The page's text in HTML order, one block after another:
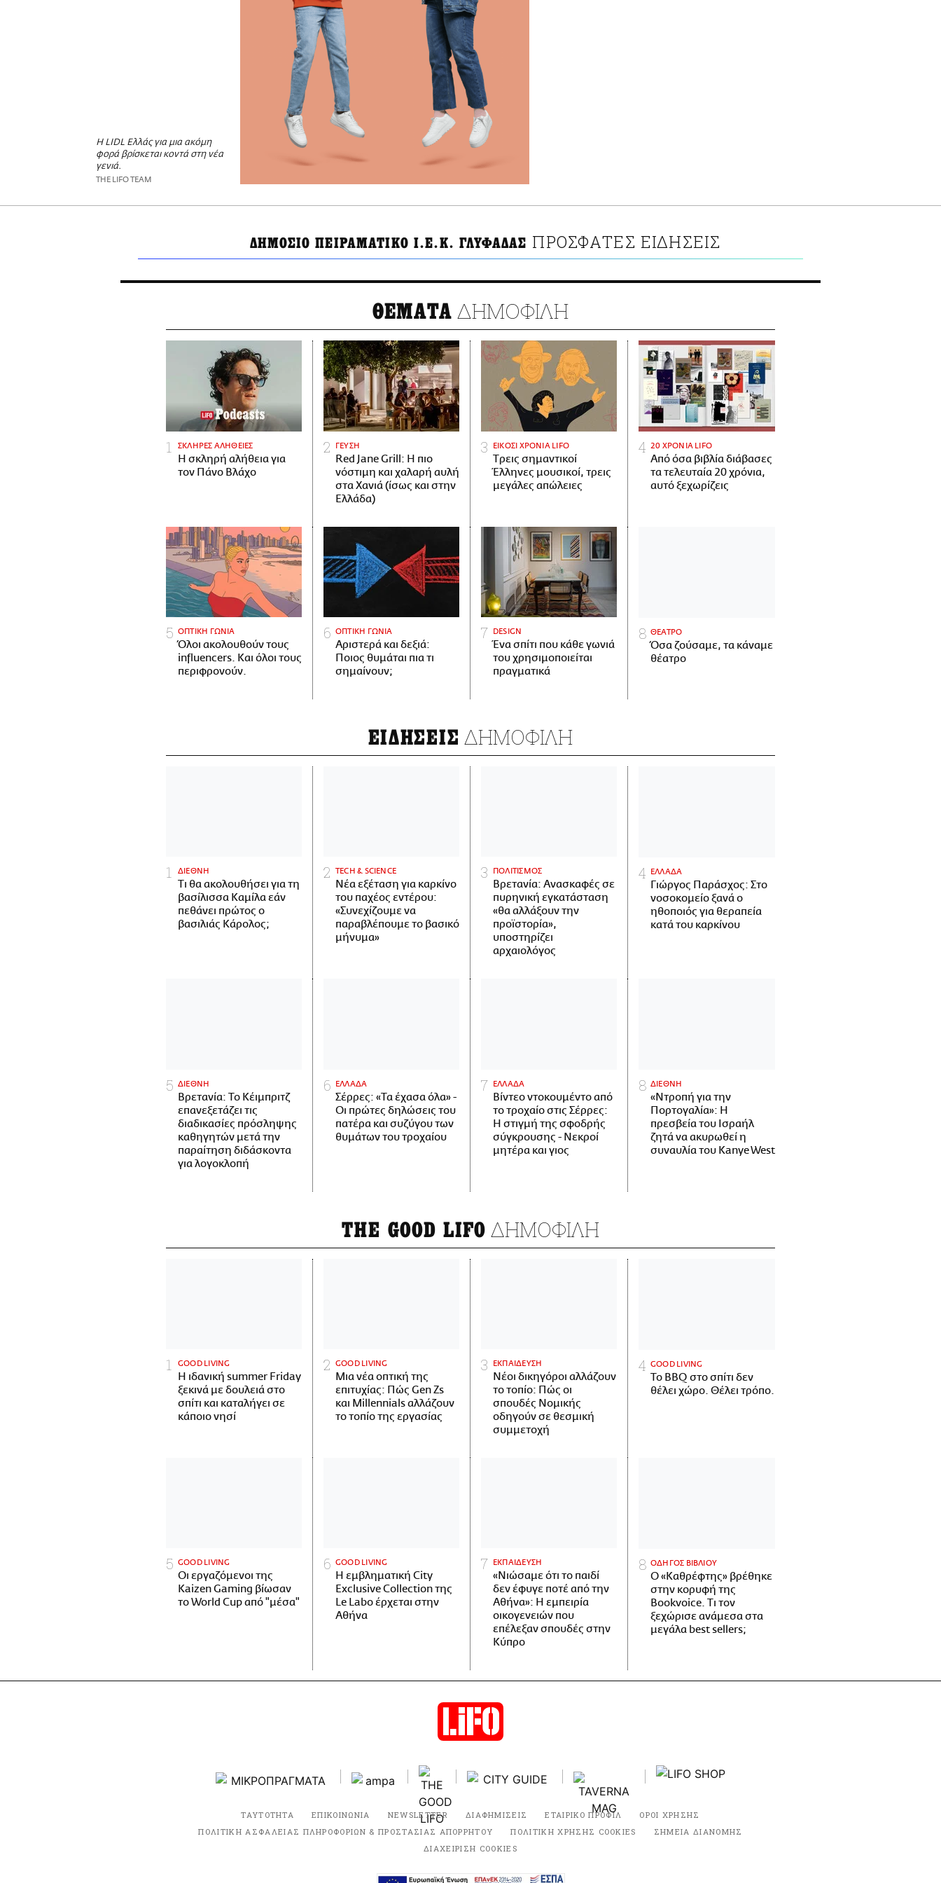
Η LIDL Ελλάς για μια ακόμη
φορά βρίσκεται κοντά στη νέα
γενιά.
THE LIFO TEAM
ΔΗΜΟΣΙΟ ΠΕΙΡΑΜΑΤΙΚΟ Ι.Ε.Κ. ΓΛΥΦΑΔΑΣ ΠΡΟΣΦΑΤΕΣ ΕΙΔΗΣΕΙΣ
ΘΕΜΑΤΑ ΔΗΜΟΦΙΛΗ
ΣΚΛΗΡΕΣ ΑΛΗΘΕΙΕΣ
H σκληρή αλήθεια για
τον Πάνο Βλάχο
ΓΕΥΣΗ
Red Jane Grill: Η πιο
νόστιμη και χαλαρή αυλή
στα Χανιά (ίσως και στην
Ελλάδα)
ΕΙΚΟΣΙ ΧΡΟΝΙΑ LIFO
Tρεις σημαντικοί
Έλληνες μουσικοί, τρεις
μεγάλες απώλειες
20 ΧΡΟΝΙΑ LIFO
Από όσα βιβλία διάβασες
τα τελευταία 20 χρόνια,
αυτό ξεχωρίζεις
ΟΠΤΙΚΗ ΓΩΝΙΑ
Όλοι ακολουθούν τους
influencers. Και όλοι τους
περιφρονούν.
ΟΠΤΙΚΗ ΓΩΝΙΑ
Αριστερά και δεξιά:
Ποιος θυμάται πια τι
σημαίνουν;
DESIGN
Ένα σπίτι που κάθε γωνιά
του χρησιμοποιείται
πραγματικά
ΘΕΑΤΡΟ
Όσα ζούσαμε, τα κάναμε
θέατρο
ΕΙΔΗΣΕΙΣ ΔΗΜΟΦΙΛΗ
ΔΙΕΘΝΗ
Τι θα ακολουθήσει για τη
βασίλισσα Καμίλα εάν
πεθάνει πρώτος ο
βασιλιάς Κάρολος;
ΤECH & SCIENCE
Νέα εξέταση για καρκίνο
του παχέος εντέρου:
«Συνεχίζουμε να
παραβλέπουμε το βασικό
μήνυμα»
ΠΟΛΙΤΙΣΜΟΣ
Βρετανία: Ανασκαφές σε
πυρηνική εγκατάσταση
«θα αλλάξουν την
προϊστορία»,
υποστηρίζει
αρχαιολόγος
ΕΛΛΑΔΑ
Γιώργος Παράσχος: Στο
νοσοκομείο ξανά ο
ηθοποιός για θεραπεία
κατά του καρκίνου
ΔΙΕΘΝΗ
Βρετανία: Το Κέιμπριτζ
επανεξετάζει τις
διαδικασίες πρόσληψης
καθηγητών μετά την
παραίτηση διδάσκοντα
για λογοκλοπή
ΕΛΛΑΔΑ
Σέρρες: «Τα έχασα όλα» -
Οι πρώτες δηλώσεις του
πατέρα και συζύγου των
θυμάτων του τροχαίου
ΕΛΛΑΔΑ
Βίντεο ντοκουμέντο από
το τροχαίο στις Σέρρες:
Η στιγμή της σφοδρής
σύγκρουσης - Νεκροί
μητέρα και γιος
ΔΙΕΘΝΗ
«Ντροπή για την
Πορτογαλία»: Η
πρεσβεία του Ισραήλ
ζητά να ακυρωθεί η
συναυλία του Kanye West
THE GOOD LIFO ΔΗΜΟΦΙΛΗ
GOOD LIVING
Η ιδανική summer Friday
ξεκινά με δουλειά στο
σπίτι και καταλήγει σε
κάποιο νησί
GOOD LIVING
Μια νέα οπτική της
επιτυχίας: Πώς Gen Zs
και Millennials αλλάζουν
το τοπίο της εργασίας
ΕΚΠΑΙΔΕΥΣΗ
Νέοι δικηγόροι αλλάζουν
το τοπίο: Πώς οι
σπουδές Νομικής
οδηγούν σε θεσμική
συμμετοχή
GOOD LIVING
Το BBQ στο σπίτι δεν
θέλει χώρο. Θέλει τρόπο.
GOOD LIVING
Οι εργαζόμενοι της
Kaizen Gaming βίωσαν
το World Cup από "μέσα"
GOOD LIVING
Η εμβληματική City
Exclusive Collection της
Le Labo έρχεται στην
Αθήνα
ΕΚΠΑΙΔΕΥΣΗ
«Νιώσαμε ότι το παιδί
δεν έφυγε ποτέ από την
Αθήνα»: Η εμπειρία
οικογενειών που
επέλεξαν σπουδές στην
Κύπρο
ΟΔΗΓΟΣ ΒΙΒΛΙΟΥ
Ο «Καθρέφτης» βρέθηκε
στην κορυφή της
Bookvoice. Τι τον
ξεχώρισε ανάμεσα στα
μεγάλα best sellers;
ΤΑΥΤΟΤΗΤΑ ΕΠΙΚΟΙΝΩΝΙΑ NEWSLETTER ΔΙΑΦΗΜΙΣΕΙΣ ΕΤΑΙΡΙΚΟ ΠΡΟΦΙΛ
ΟΡΟΙ ΧΡΗΣΗΣ
ΠΟΛΙΤΙΚΗ ΑΣΦΑΛΕΙΑΣ ΠΛΗΡΟΦΟΡΙΩΝ & ΠΡΟΣΤΑΣΙΑΣ ΑΠΟΡΡΗΤΟΥ
ΠΟΛΙΤΙΚΗ ΧΡΗΣΗΣ COOKIES
ΣΗΜΕΙΑ ΔΙΑΝΟΜΗΣ
ΔΙΑΧΕΙΡΙΣΗ COOKIES